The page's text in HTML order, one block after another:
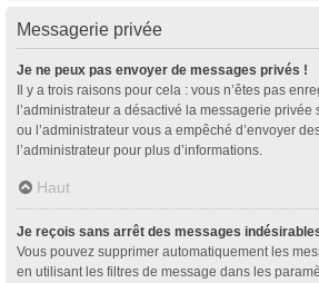
Messagerie privée
Je ne peux pas envoyer de messages privés !
Il y a trois raisons pour cela : vous n’êtes pas
l’administrateur a désactivé la messagerie privée
ou l’administrateur vous a empêché d’envoyer
l’administrateur pour plus d’informations.
Haut
Je reçois sans arrêt des messages
Vous pouvez supprimer automatiquement les
en utilisant les filtres de message dans les